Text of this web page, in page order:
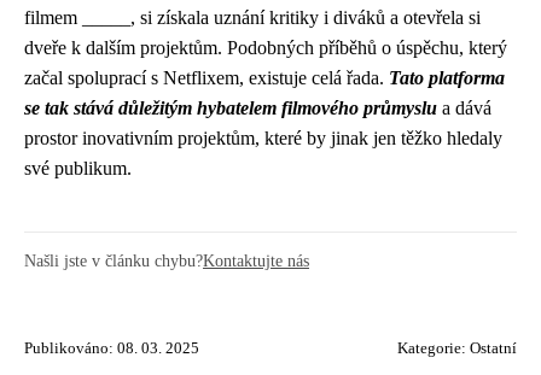
filmem _____, si získala uznání kritiky i diváků a otevřela si
dveře k dalším projektům. Podobných příběhů o úspěchu, který
začal spoluprací s Netflixem, existuje celá řada. Tato platforma
se tak stává důležitým hybatelem filmového průmyslu a dává
prostor inovativním projektům, které by jinak jen těžko hledaly
své publikum.
Našli jste v článku chybu?Kontaktujte nás
Publikováno: 08. 03. 2025 Kategorie: Ostatní